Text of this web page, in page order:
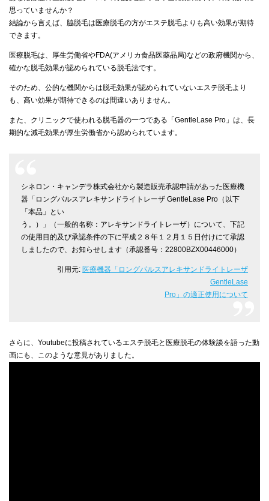
思っていませんか？
結論から言えば、脇脱毛は医療脱毛の方がエステ脱毛よりも高い効果が期待
できます。
医療脱毛は、厚生労働省やFDA(アメリカ食品医薬品局)などの政府機関から、
確かな脱毛効果が認められている脱毛法です。
そのため、公的な機関からは脱毛効果が認められていないエステ脱毛より
も、高い効果が期待できるのは間違いありません。
また、クリニックで使われる脱毛器の一つである「GentleLase Pro」は、長
期的な減毛効果が厚生労働省から認められています。
シネロン・キャンデラ株式会社から製造販売承認申請があった医療機
器「ロングパルスアレキサンドライトレーザ GentleLase Pro（以下
「本品」とい
う。）」（一般的名称：アレキサンドライトレーザ）について、下記
の使用目的及び承認条件の下に平成２８年１２月１５日付けにて承認
しましたので、お知らせします（承認番号：22800BZX00446000）
引用元: 医療機器「ロングパルスアレキサンドライトレーザ
GentleLase
Pro」の適正使用について
さらに、Youtubeに投稿されているエステ脱毛と医療脱毛の体験談を語った動
画にも、このような意見がありました。